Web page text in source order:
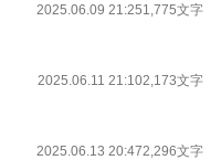
2025.06.09 21:251,775文字
2025.06.11 21:102,173文字
2025.06.13 20:472,296文字